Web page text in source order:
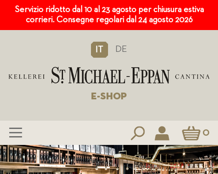
Servizio ridotto dal 10 al 23 agosto per chiusura estiva
corrieri. Consegne regolari dal 24 agosto 2026
IT DE
E-SHOP
Carrello0
Salta
al
contenuto